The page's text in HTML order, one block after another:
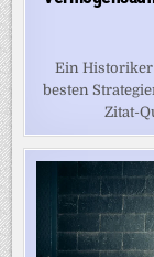
Ein Historiker
besten
Zitat-